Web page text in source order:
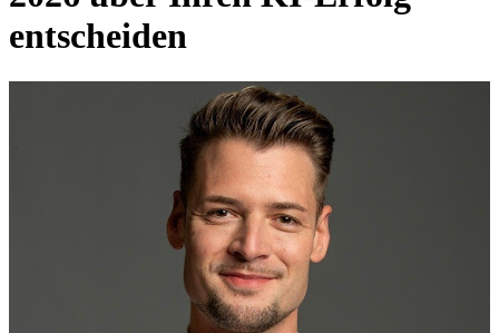
entscheiden